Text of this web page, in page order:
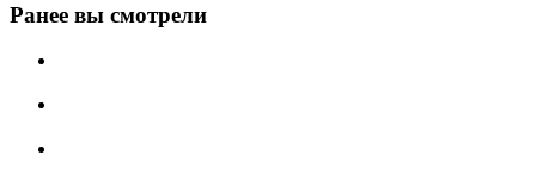
Ранее вы смотрели